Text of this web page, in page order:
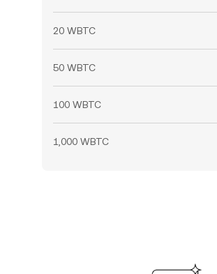
20 WBTC
50 WBTC
100 WBTC
1,000 WBTC